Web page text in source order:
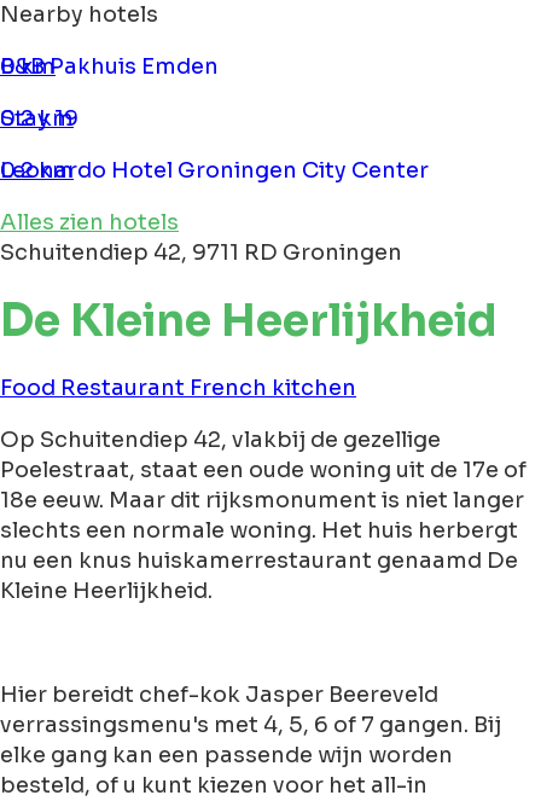
Nearby hotels
B&B Pakhuis Emden
0 km
Stay 19
0.2 km
Leonardo Hotel Groningen City Center
0.2 km
Alles zien hotels
Schuitendiep 42, 9711 RD Groningen
De Kleine Heerlijkheid
Food Restaurant French kitchen
Op Schuitendiep 42, vlakbij de gezellige
Poelestraat, staat een oude woning uit de 17e of
18e eeuw. Maar dit rijksmonument is niet langer
slechts een normale woning. Het huis herbergt
nu een knus huiskamerrestaurant genaamd De
Kleine Heerlijkheid.
Hier bereidt chef-kok Jasper Beereveld
verrassingsmenu's met 4, 5, 6 of 7 gangen. Bij
elke gang kan een passende wijn worden
besteld, of u kunt kiezen voor het all-in